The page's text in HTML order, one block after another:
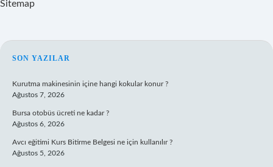
Sitemap
SIDEBAR
SON YAZILAR
Kurutma makinesinin içine hangi kokular konur ?
Ağustos 7, 2026
Bursa otobüs ücreti ne kadar ?
Ağustos 6, 2026
Avcı eğitimi Kurs Bitirme Belgesi ne için kullanılır ?
Ağustos 5, 2026